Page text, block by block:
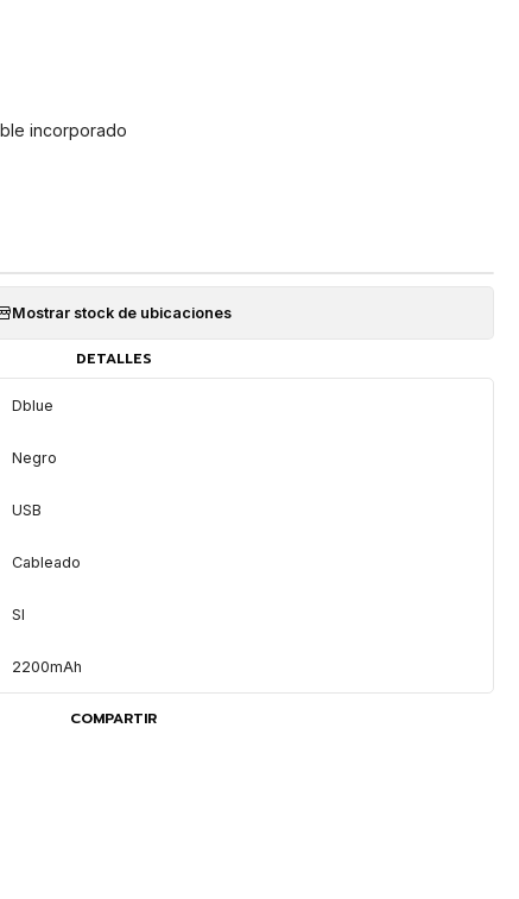
incorporado
Mostrar stock de ubicaciones
DETALLES
Dblue
Negro
USB
Cableado
SI
2200mAh
COMPARTIR